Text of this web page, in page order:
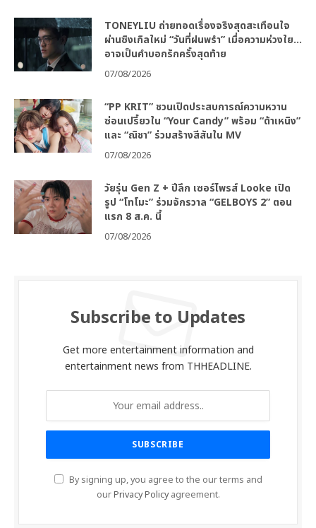
TONEYLIU ถ่ายทอดเรื่องจริงสุดสะเทือนใจ
ผ่านซิงเกิลใหม่ “วันที่ฝนพรำ” เมื่อความห่วงใย…
อาจเป็นคำบอกรักครั้งสุดท้าย
07/08/2026
“PP KRIT” ชวนเปิดประสบการณ์ความหวาน
ซ่อนเปรี้ยวใน “Your Candy” พร้อม “ต้าเหนิง”
และ “ณิชา” ร่วมสร้างสีสันใน MV
07/08/2026
วัยรุ่น Gen Z + ปีลึก เซอร์ไพรส์ Looke เปิด
รูป “โทโมะ” ร่วมจักรวาล “GELBOYS 2” ตอน
แรก 8 ส.ค. นี้
07/08/2026
Subscribe to Updates
Get more entertainment information and
entertainment news from THHEADLINE.
By signing up, you agree to the our terms and
ourPrivacy Policyagreement.